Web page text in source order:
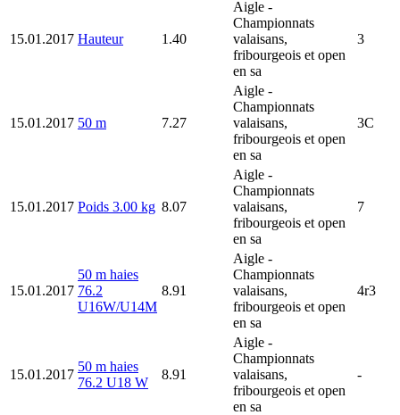
15.01.2017 Hauteur 1.40
Aigle -
Championnats
valaisans,
fribourgeois et open
en sa
3
15.01.2017 50 m 7.27
Aigle -
Championnats
valaisans,
fribourgeois et open
en sa
3C
15.01.2017 Poids 3.00 kg 8.07
Aigle -
Championnats
valaisans,
fribourgeois et open
en sa
7
15.01.2017
50 m haies
76.2
U16W/U14M
8.91
Aigle -
Championnats
valaisans,
fribourgeois et open
en sa
4r3
15.01.2017
50 m haies
76.2 U18 W
8.91
Aigle -
Championnats
valaisans,
fribourgeois et open
en sa
-